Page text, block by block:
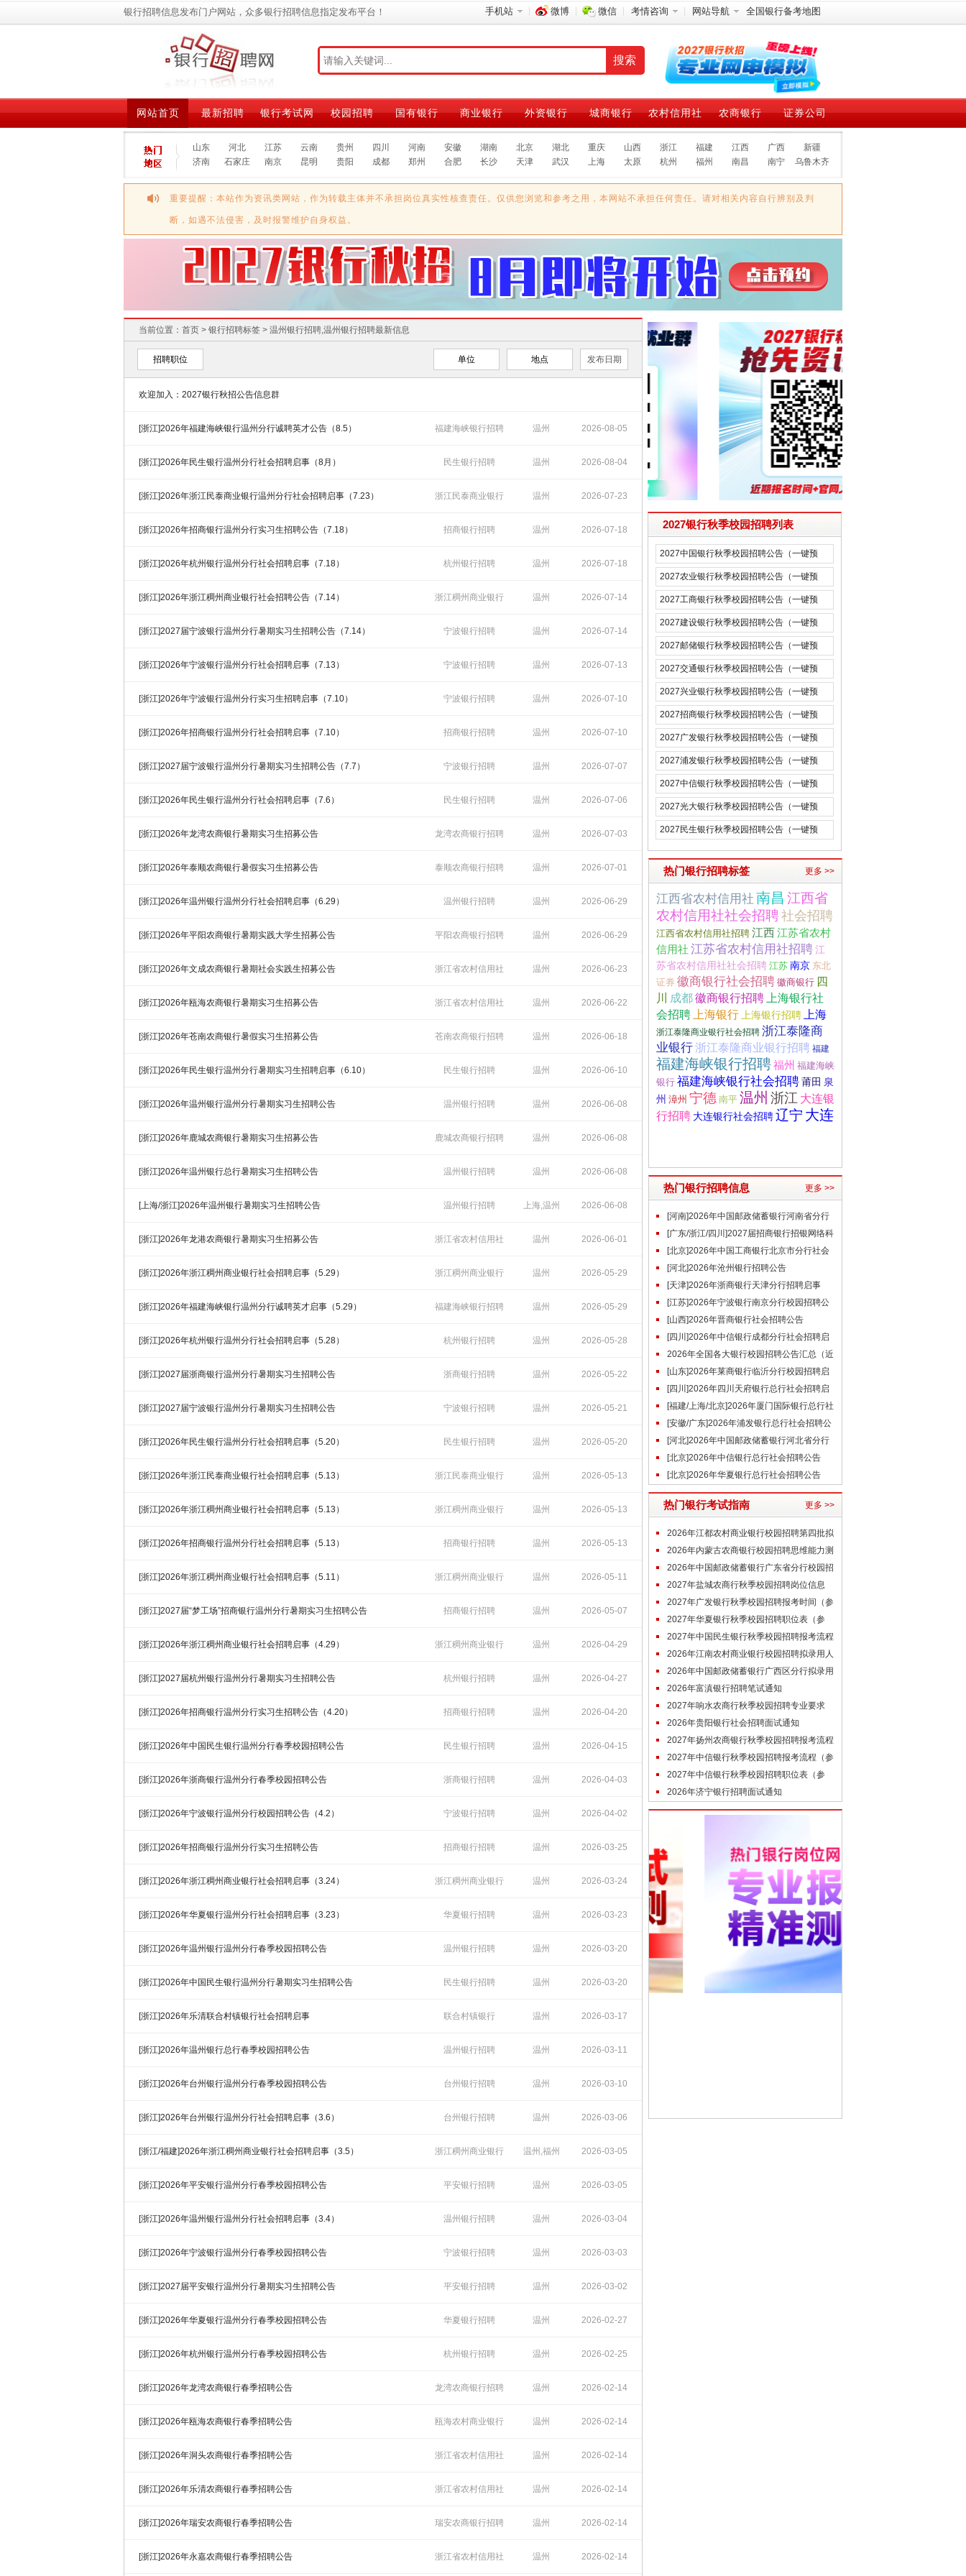
手机站 微博 微信 考情咨询 网站导航 全国银行备考地图
银行招聘信息发布门户网站，众多银行招聘信息指定发布平台！
网站首页 最新招聘 银行考试网 校园招聘 国有银行 商业银行 外资银行 城商银行 农村信用社 农商银行 证券公司
山东 河北 江苏 云南 贵州 四川 河南 安徽 湖南 北京 湖北 重庆 山西 浙江 福建 江西 广西
新疆
济南
石家庄 南京 昆明 贵阳 成都 郑州 合肥 长沙 天津 武汉 上海 太原 杭州 福州 南昌 南宁 乌鲁木齐
重要提醒：本站作为资讯类网站，作为转载主体并不承担岗位真实性核查责任。仅供您浏览和参考之用，本网站不承担任何责任。请对相关内容自行辨别及判
断，如遇不法侵害，及时报警维护自身权益。
当前位置： 首页 > 银行招聘标签 > 温州银行招聘,温州银行招聘最新信息
招聘职位 单位 地点 发布日期
欢迎加入：2027银行秋招公告信息群
[浙江]2026年福建海峡银行温州分行诚聘英才公告（8.5） 福建海峡银行招聘 温州 2026-08-05
14:58:29
[浙江]2026年民生银行温州分行社会招聘启事（8月） 民生银行招聘 温州 2026-08-04
11:50:38
[浙江]2026年浙江民泰商业银行温州分行社会招聘启事（7.23） 浙江民泰商业银行
招聘
温州 2026-07-23
14:47:34
[浙江]2026年招商银行温州分行实习生招聘公告（7.18） 招商银行招聘 温州 2026-07-18
14:55:10
[浙江]2026年杭州银行温州分行社会招聘启事（7.18） 杭州银行招聘 温州 2026-07-18
11:04:42
[浙江]2026年浙江稠州商业银行社会招聘公告（7.14） 浙江稠州商业银行
招聘
温州 2026-07-14
15:58:37
[浙江]2027届宁波银行温州分行暑期实习生招聘公告（7.14） 宁波银行招聘 温州 2026-07-14
15:49:20
[浙江]2026年宁波银行温州分行社会招聘启事（7.13） 宁波银行招聘 温州 2026-07-13
10:33:41
[浙江]2026年宁波银行温州分行实习生招聘启事（7.10） 宁波银行招聘 温州 2026-07-10
15:56:58
[浙江]2026年招商银行温州分行社会招聘启事（7.10） 招商银行招聘 温州 2026-07-10
14:54:24
[浙江]2027届宁波银行温州分行暑期实习生招聘公告（7.7） 宁波银行招聘 温州 2026-07-07
16:33:17
[浙江]2026年民生银行温州分行社会招聘启事（7.6） 民生银行招聘 温州 2026-07-06
10:54:25
[浙江]2026年龙湾农商银行暑期实习生招募公告 龙湾农商银行招聘 温州 2026-07-03
09:35:12
[浙江]2026年泰顺农商银行暑假实习生招募公告 泰顺农商银行招聘 温州 2026-07-01
10:05:35
[浙江]2026年温州银行温州分行社会招聘启事（6.29） 温州银行招聘 温州 2026-06-29
16:04:32
[浙江]2026年平阳农商银行暑期实践大学生招募公告 平阳农商银行招聘 温州 2026-06-29
10:27:39
[浙江]2026年文成农商银行暑期社会实践生招募公告 浙江省农村信用社
招聘
温州 2026-06-23
14:16:06
[浙江]2026年瓯海农商银行暑期实习生招募公告 浙江省农村信用社
招聘
温州 2026-06-22
11:34:59
[浙江]2026年苍南农商银行暑假实习生招募公告 苍南农商银行招聘 温州 2026-06-18
10:17:18
[浙江]2026年民生银行温州分行暑期实习生招聘启事（6.10） 民生银行招聘 温州 2026-06-10
14:47:38
[浙江]2026年温州银行温州分行暑期实习生招聘公告 温州银行招聘 温州 2026-06-08
16:56:32
[浙江]2026年鹿城农商银行暑期实习生招募公告 鹿城农商银行招聘 温州 2026-06-08
16:50:07
[浙江]2026年温州银行总行暑期实习生招聘公告 温州银行招聘 温州 2026-06-08
16:36:17
[上海/浙江]2026年温州银行暑期实习生招聘公告 温州银行招聘 上海,温州 2026-06-08
16:21:58
[浙江]2026年龙港农商银行暑期实习生招募公告 浙江省农村信用社
招聘
温州 2026-06-01
11:20:41
[浙江]2026年浙江稠州商业银行社会招聘启事（5.29） 浙江稠州商业银行
招聘
温州 2026-05-29
17:03:19
[浙江]2026年福建海峡银行温州分行诚聘英才启事（5.29） 福建海峡银行招聘 温州 2026-05-29
10:20:27
[浙江]2026年杭州银行温州分行社会招聘启事（5.28） 杭州银行招聘 温州 2026-05-28
14:12:14
[浙江]2027届浙商银行温州分行暑期实习生招聘公告 浙商银行招聘 温州 2026-05-22
14:30:14
[浙江]2027届宁波银行温州分行暑期实习生招聘公告 宁波银行招聘 温州 2026-05-21
15:30:30
[浙江]2026年民生银行温州分行社会招聘启事（5.20） 民生银行招聘 温州 2026-05-20
17:46:30
[浙江]2026年浙江民泰商业银行社会招聘启事（5.13） 浙江民泰商业银行
招聘
温州 2026-05-13
16:45:02
[浙江]2026年浙江稠州商业银行社会招聘启事（5.13） 浙江稠州商业银行
招聘
温州 2026-05-13
16:41:30
[浙江]2026年招商银行温州分行社会招聘启事（5.13） 招商银行招聘 温州 2026-05-13
16:00:52
[浙江]2026年浙江稠州商业银行社会招聘启事（5.11） 浙江稠州商业银行
招聘
温州 2026-05-11
16:16:40
[浙江]2027届“梦工场”招商银行温州分行暑期实习生招聘公告 招商银行招聘 温州 2026-05-07
17:22:02
[浙江]2026年浙江稠州商业银行社会招聘启事（4.29） 浙江稠州商业银行
招聘
温州 2026-04-29
16:17:06
[浙江]2027届杭州银行温州分行暑期实习生招聘公告 杭州银行招聘 温州 2026-04-27
16:27:36
[浙江]2026年招商银行温州分行实习生招聘公告（4.20） 招商银行招聘 温州 2026-04-20
15:03:23
[浙江]2026年中国民生银行温州分行春季校园招聘公告 民生银行招聘 温州 2026-04-15
11:40:48
[浙江]2026年浙商银行温州分行春季校园招聘公告 浙商银行招聘 温州 2026-04-03
10:33:07
[浙江]2026年宁波银行温州分行校园招聘公告（4.2） 宁波银行招聘 温州 2026-04-02
15:57:34
[浙江]2026年招商银行温州分行实习生招聘公告 招商银行招聘 温州 2026-03-25
09:44:30
[浙江]2026年浙江稠州商业银行社会招聘启事（3.24） 浙江稠州商业银行
招聘
温州 2026-03-24
16:24:03
[浙江]2026年华夏银行温州分行社会招聘启事（3.23） 华夏银行招聘 温州 2026-03-23
14:50:49
[浙江]2026年温州银行温州分行春季校园招聘公告 温州银行招聘 温州 2026-03-20
15:38:57
[浙江]2026年中国民生银行温州分行暑期实习生招聘公告 民生银行招聘 温州 2026-03-20
11:32:35
[浙江]2026年乐清联合村镇银行社会招聘启事 联合村镇银行 温州 2026-03-17
17:40:07
[浙江]2026年温州银行总行春季校园招聘公告 温州银行招聘 温州 2026-03-11
16:01:40
[浙江]2026年台州银行温州分行春季校园招聘公告 台州银行招聘 温州 2026-03-10
17:34:34
[浙江]2026年台州银行温州分行社会招聘启事（3.6） 台州银行招聘 温州 2026-03-06
17:16:23
[浙江/福建]2026年浙江稠州商业银行社会招聘启事（3.5） 浙江稠州商业银行
招聘
温州,福州 2026-03-05
17:15:10
[浙江]2026年平安银行温州分行春季校园招聘公告 平安银行招聘 温州 2026-03-05
10:11:08
[浙江]2026年温州银行温州分行社会招聘启事（3.4） 温州银行招聘 温州 2026-03-04
09:59:22
[浙江]2026年宁波银行温州分行春季校园招聘公告 宁波银行招聘 温州 2026-03-03
17:47:40
[浙江]2027届平安银行温州分行暑期实习生招聘公告 平安银行招聘 温州 2026-03-02
10:41:47
[浙江]2026年华夏银行温州分行春季校园招聘公告 华夏银行招聘 温州 2026-02-27
17:45:04
[浙江]2026年杭州银行温州分行春季校园招聘公告 杭州银行招聘 温州 2026-02-25
17:47:47
[浙江]2026年龙湾农商银行春季招聘公告 龙湾农商银行招聘 温州 2026-02-14
17:18:38
[浙江]2026年瓯海农商银行春季招聘公告 瓯海农村商业银行 温州 2026-02-14
17:11:00
[浙江]2026年洞头农商银行春季招聘公告 浙江省农村信用社
招聘
温州 2026-02-14
17:04:52
[浙江]2026年乐清农商银行春季招聘公告 浙江省农村信用社
招聘
温州 2026-02-14
16:58:38
[浙江]2026年瑞安农商银行春季招聘公告 瑞安农商银行招聘 温州 2026-02-14
16:38:32
[浙江]2026年永嘉农商银行春季招聘公告 浙江省农村信用社 温州 2026-02-14
2027银行秋季校园招聘列表
2027中国银行秋季校园招聘公告（一键预
约）
2027农业银行秋季校园招聘公告（一键预
约）
2027工商银行秋季校园招聘公告（一键预
约）
2027建设银行秋季校园招聘公告（一键预
约）
2027邮储银行秋季校园招聘公告（一键预
约）
2027交通银行秋季校园招聘公告（一键预
约）
2027兴业银行秋季校园招聘公告（一键预
约）
2027招商银行秋季校园招聘公告（一键预
约）
2027广发银行秋季校园招聘公告（一键预
约）
2027浦发银行秋季校园招聘公告（一键预
约）
2027中信银行秋季校园招聘公告（一键预
约）
2027光大银行秋季校园招聘公告（一键预
约）
2027民生银行秋季校园招聘公告（一键预
热门银行招聘标签 更多 >>
江西省农村信用社 南昌 江西省
农村信用社社会招聘社会招聘
江西省农村信用社招聘 江西江苏省农村
信用社 江苏省农村信用社招聘江
苏省农村信用社社会招聘 江苏 南京 东北
证券 徽商银行社会招聘 徽商银行 四
川
成都徽商银行招聘
上海银行社
会招聘
上海银行 上海银行招聘 上海
浙江泰隆商业银行社会招聘 浙江泰隆商
业银行浙江泰隆商业银行招聘 福建
福建海峡银行招聘福州 福建海峡
银行 福建海峡银行社会招聘莆田 泉
州 漳州 宁德 南平 温州 浙江 大连银
行招聘 大连银行社会招聘 辽宁 大连
热门银行招聘信息 更多 >>
[河南]2026年中国邮政储蓄银行河南省分行
社会招聘公告
[广东/浙江/四川]2027届招商银行招银网络科
技秋季校园招聘公告
[北京]2026年中国工商银行北京市分行社会
招聘公告
[河北]2026年沧州银行招聘公告
[天津]2026年浙商银行天津分行招聘启事
（7.21）
[江苏]2026年宁波银行南京分行校园招聘公
告（7.24）
[山西]2026年晋商银行社会招聘公告
[四川]2026年中信银行成都分行社会招聘启
事（7.26）
2026年全国各大银行校园招聘公告汇总（近
期）[山东]2026年莱商银行临沂分行校园招聘启
事
[四川]2026年四川天府银行总行社会招聘启
事（7.24）
[福建/上海/北京]2026年厦门国际银行总行社
会招聘启事（7.21）
[安徽/广东]2026年浦发银行总行社会招聘公
告（7.24）
[河北]2026年中国邮政储蓄银行河北省分行
社会招聘公告(7.27)
[北京]2026年中信银行总行社会招聘公告
（7.27）
[北京]2026年华夏银行总行社会招聘公告
（7.24）
热门银行考试指南 更多 >>
2026年江都农村商业银行校园招聘第四批拟
录用人员（7.24）
2026年内蒙古农商银行校园招聘思维能力测
评通知
2026年中国邮政储蓄银行广东省分行校园招
聘结果公示（第三批）
2027年盐城农商行秋季校园招聘岗位信息
（参考）
2027年广发银行秋季校园招聘报考时间（参
考）2027年华夏银行秋季校园招聘职位表（参
考）2027年中国民生银行秋季校园招聘报考流程
（参考）
2026年江南农村商业银行校园招聘拟录用人
员公示（7.29）
2026年中国邮政储蓄银行广西区分行拟录用
高校毕业生名单公示
2026年富滇银行招聘笔试通知
2027年响水农商行秋季校园招聘专业要求
（参考）
2026年贵阳银行社会招聘面试通知
2027年扬州农商银行秋季校园招聘报考流程
（参考）
2027年中信银行秋季校园招聘报考流程（参
考）2027年中信银行秋季校园招聘职位表（参
考）2026年济宁银行招聘面试通知